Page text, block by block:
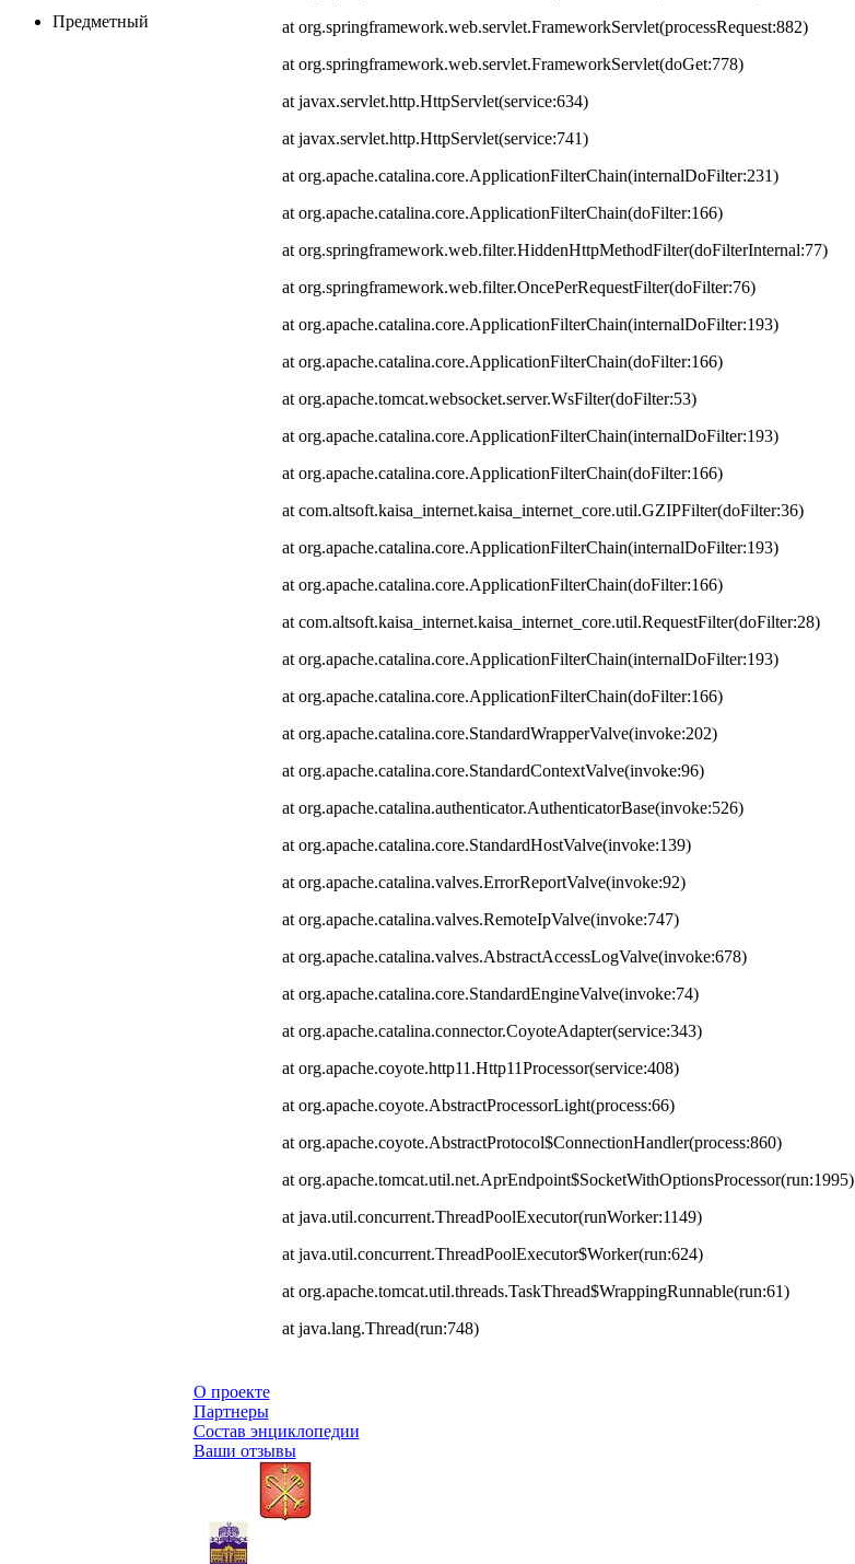
Предметный
at org.springframework.web.servlet.FrameworkServlet(processRequest:882)
at org.springframework.web.servlet.FrameworkServlet(doGet:778)
at javax.servlet.http.HttpServlet(service:634)
at javax.servlet.http.HttpServlet(service:741)
at org.apache.catalina.core.ApplicationFilterChain(internalDoFilter:231)
at org.apache.catalina.core.ApplicationFilterChain(doFilter:166)
at org.springframework.web.filter.HiddenHttpMethodFilter(doFilterInternal:77)
at org.springframework.web.filter.OncePerRequestFilter(doFilter:76)
at org.apache.catalina.core.ApplicationFilterChain(internalDoFilter:193)
at org.apache.catalina.core.ApplicationFilterChain(doFilter:166)
at org.apache.tomcat.websocket.server.WsFilter(doFilter:53)
at org.apache.catalina.core.ApplicationFilterChain(internalDoFilter:193)
at org.apache.catalina.core.ApplicationFilterChain(doFilter:166)
at com.altsoft.kaisa_internet.kaisa_internet_core.util.GZIPFilter(doFilter:36)
at org.apache.catalina.core.ApplicationFilterChain(internalDoFilter:193)
at org.apache.catalina.core.ApplicationFilterChain(doFilter:166)
at com.altsoft.kaisa_internet.kaisa_internet_core.util.RequestFilter(doFilter:28)
at org.apache.catalina.core.ApplicationFilterChain(internalDoFilter:193)
at org.apache.catalina.core.ApplicationFilterChain(doFilter:166)
at org.apache.catalina.core.StandardWrapperValve(invoke:202)
at org.apache.catalina.core.StandardContextValve(invoke:96)
at org.apache.catalina.authenticator.AuthenticatorBase(invoke:526)
at org.apache.catalina.core.StandardHostValve(invoke:139)
at org.apache.catalina.valves.ErrorReportValve(invoke:92)
at org.apache.catalina.valves.RemoteIpValve(invoke:747)
at org.apache.catalina.valves.AbstractAccessLogValve(invoke:678)
at org.apache.catalina.core.StandardEngineValve(invoke:74)
at org.apache.catalina.connector.CoyoteAdapter(service:343)
at org.apache.coyote.http11.Http11Processor(service:408)
at org.apache.coyote.AbstractProcessorLight(process:66)
at org.apache.coyote.AbstractProtocol$ConnectionHandler(process:860)
at org.apache.tomcat.util.net.AprEndpoint$SocketWithOptionsProcessor(run:1995)
at java.util.concurrent.ThreadPoolExecutor(runWorker:1149)
at java.util.concurrent.ThreadPoolExecutor$Worker(run:624)
at org.apache.tomcat.util.threads.TaskThread$WrappingRunnable(run:61)
at java.lang.Thread(run:748)
О проекте
Партнеры
Состав энциклопедии
Ваши отзывы